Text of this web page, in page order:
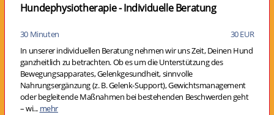
Hundephysiotherapie - Individuelle Beratung
30 Minuten
30 EUR
In unserer individuellen Beratung nehmen wir uns Zeit, Deinen Hund
ganzheitlich zu betrachten. Ob es um die Unterstützung des
Bewegungsapparates, Gelenkgesundheit, sinnvolle
Nahrungsergänzung (z. B. Gelenk-Support), Gewichtsmanagement
oder begleitende Maßnahmen bei bestehenden Beschwerden geht
– wi... mehr